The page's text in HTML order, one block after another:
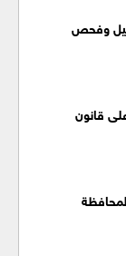
وفحص
قانون